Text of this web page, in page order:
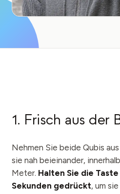
Anleitungen
Lernen
Veranstaltungen
ÜBER UNS
Unser Team
1. Frisch aus der
Nehmen Sie beide Qubis
sie nah beieinander,
Meter. Halten Sie die
Sekunden gedrückt, um